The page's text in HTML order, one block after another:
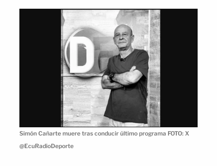
Simón Cañarte muere tras conducir último programa FOTO: X
@EcuRadioDeporte